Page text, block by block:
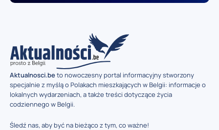
Aktualnosci.beto nowoczesny portal informacyjny stworzony
specjalnie z myślą o Polakach mieszkających w Belgii: informacje o
lokalnych wydarzeniach, a także treści dotyczące życia
codziennego w Belgii.
Śledź nas, aby być na bieżąco z tym, co ważne!